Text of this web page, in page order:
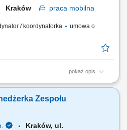
Kraków praca mobilna
/ koordynatorka
umowa o
pokaż opis
cementu w segmencie
nowych Klientów, rozwijanie
skuteczne zarządzanie procesem
Zespołu
Kraków, ul.